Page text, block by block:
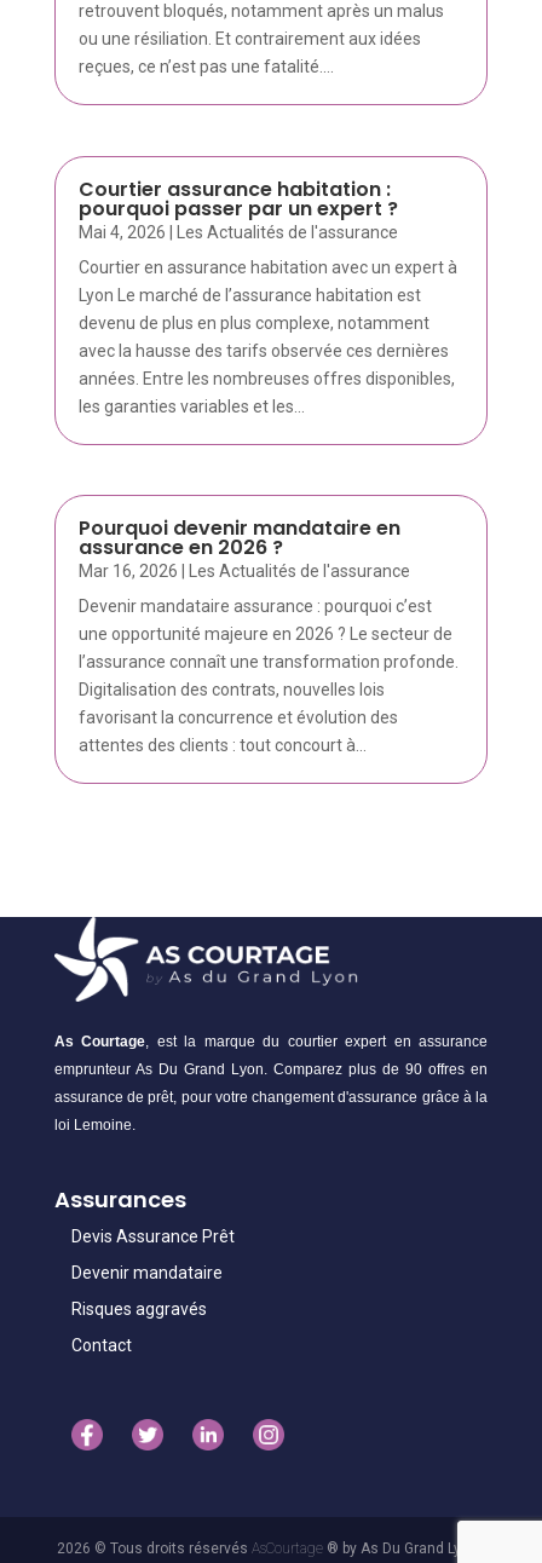
retrouvent bloqués, notamment après un malus
ou une résiliation. Et contrairement aux idées
reçues, ce n’est pas une fatalité....
Courtier assurance habitation :
pourquoi passer par un expert ?
Mai 4, 2026
Les Actualités de l'assurance
Courtier en assurance habitation avec un expert à
Lyon Le marché de l’assurance habitation est
devenu de plus en plus complexe, notamment
avec la hausse des tarifs observée ces dernières
années. Entre les nombreuses offres disponibles,
les garanties variables et les...
Pourquoi devenir mandataire en
assurance en 2026 ?
Mar 16, 2026
Les Actualités de l'assurance
Devenir mandataire assurance : pourquoi c’est
une opportunité majeure en 2026 ? Le secteur de
l’assurance connaît une transformation profonde.
Digitalisation des contrats, nouvelles lois
favorisant la concurrence et évolution des
attentes des clients : tout concourt à...
As Courtage, est la marque du courtier expert en assurance
emprunteur As Du Grand Lyon. Comparez plus de 90 offres en
assurance de prêt, pour votre changement d'assurance grâce à la
loi Lemoine.
Assurances
Devis Assurance Prêt
Devenir mandataire
Risques aggravés
Contact
2026 © Tous droits réservés AsCourtage® by As Du Grand Lyon -